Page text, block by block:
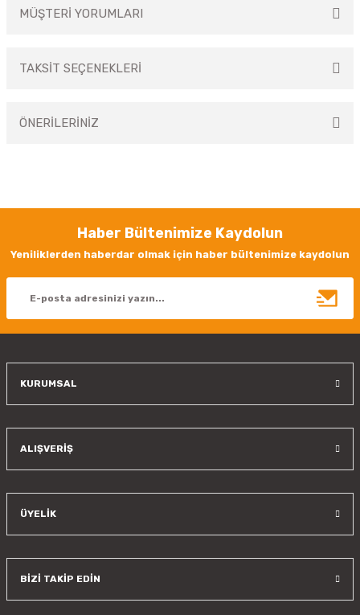
MÜŞTERİ YORUMLARI
TAKSİT SEÇENEKLERİ
ÖNERİLERİNİZ
Görüş ve önerileriniz için teşekkür ederiz.
Ürün resmi kalitesiz, bozuk veya görüntülenemiyor.
Ürün bilgilerinde hatalar bulunuyor.
Haber Bültenimize Kaydolun
Yeniliklerden haberdar olmak için haber bültenimize kaydolun
KURUMSAL
ALIŞVERİŞ
ÜYELİK
BİZİ TAKİP EDİN